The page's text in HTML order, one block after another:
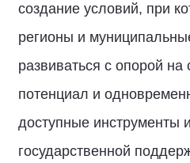
создание условий, при
регионы и
развиваться с опорой на
потенциал и
доступные инструменты
государственной